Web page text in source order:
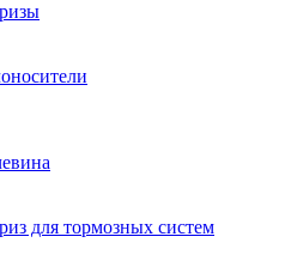
для тормозных систем